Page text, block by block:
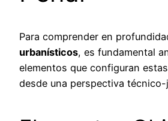
Para comprender en
urbanísticos, es fundamental
elementos que configuran
desde una perspectiva técnico-